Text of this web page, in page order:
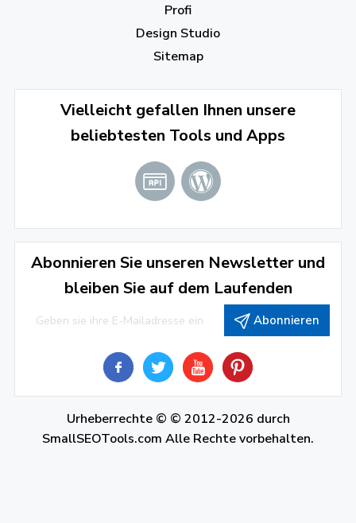
Profi
Design Studio
Sitemap
Vielleicht gefallen Ihnen unsere
beliebtesten Tools und Apps
Abonnieren Sie unseren Newsletter und
bleiben Sie auf dem Laufenden
Abonnieren
Urheberrechte © © 2012-2026 durch
SmallSEOTools.com Alle Rechte vorbehalten.